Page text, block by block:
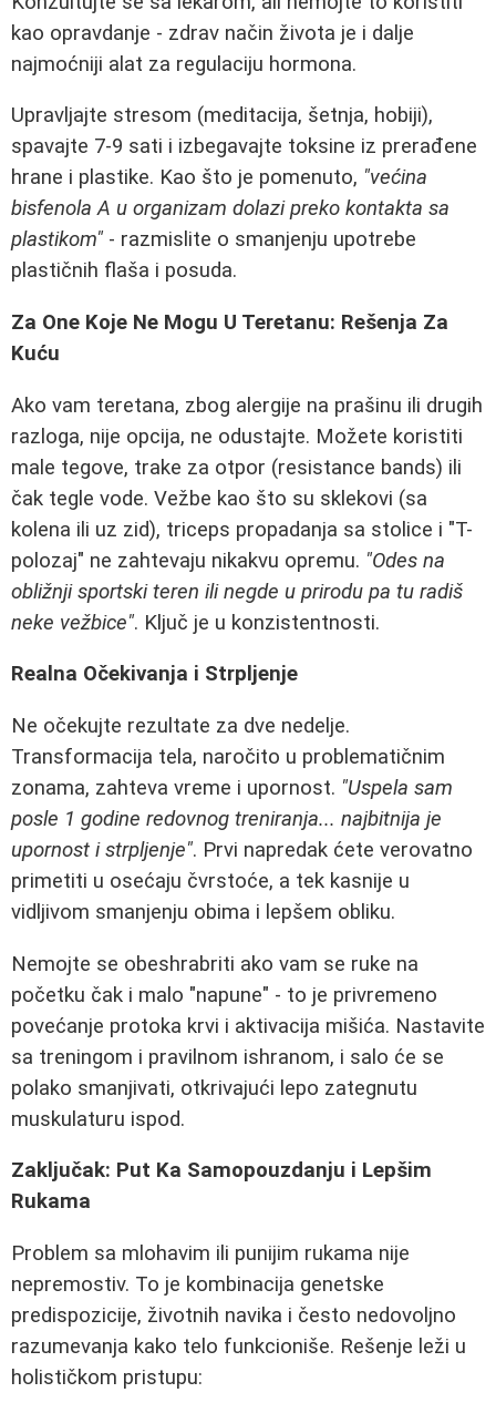
kao opravdanje - zdrav način života je i dalje
najmoćniji alat za regulaciju hormona.
Upravljajte stresom (meditacija, šetnja, hobiji),
spavajte 7-9 sati i izbegavajte toksine iz prerađene
hrane i plastike. Kao što je pomenuto, "većina
bisfenola A u organizam dolazi preko kontakta sa
plastikom" - razmislite o smanjenju upotrebe
plastičnih flaša i posuda.
Za One Koje Ne Mogu U Teretanu: Rešenja Za
Kuću
Ako vam teretana, zbog alergije na prašinu ili drugih
razloga, nije opcija, ne odustajte. Možete koristiti
male tegove, trake za otpor (resistance bands) ili
čak tegle vode. Vežbe kao što su sklekovi (sa
kolena ili uz zid), triceps propadanja sa stolice i "T-
polozaj" ne zahtevaju nikakvu opremu. "Odes na
obližnji sportski teren ili negde u prirodu pa tu radiš
neke vežbice". Ključ je u konzistentnosti.
Realna Očekivanja i Strpljenje
Ne očekujte rezultate za dve nedelje.
Transformacija tela, naročito u problematičnim
zonama, zahteva vreme i upornost. "Uspela sam
posle 1 godine redovnog treniranja... najbitnija je
upornost i strpljenje". Prvi napredak ćete verovatno
primetiti u osećaju čvrstoće, a tek kasnije u
vidljivom smanjenju obima i lepšem obliku.
Nemojte se obeshrabriti ako vam se ruke na
početku čak i malo "napune" - to je privremeno
povećanje protoka krvi i aktivacija mišića. Nastavite
sa treningom i pravilnom ishranom, i salo će se
polako smanjivati, otkrivajući lepo zategnutu
muskulaturu ispod.
Zaključak: Put Ka Samopouzdanju i Lepšim
Rukama
Problem sa mlohavim ili punijim rukama nije
nepremostiv. To je kombinacija genetske
predispozicije, životnih navika i često nedovoljno
razumevanja kako telo funkcioniše. Rešenje leži u
holističkom pristupu: